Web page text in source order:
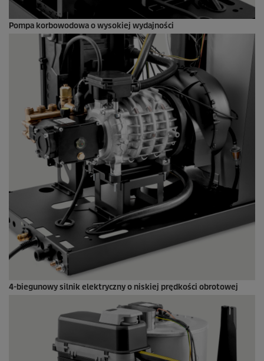
Pompa korbowodowa o wysokiej wydajności
4-biegunowy silnik elektryczny o niskiej prędkości obrotowej